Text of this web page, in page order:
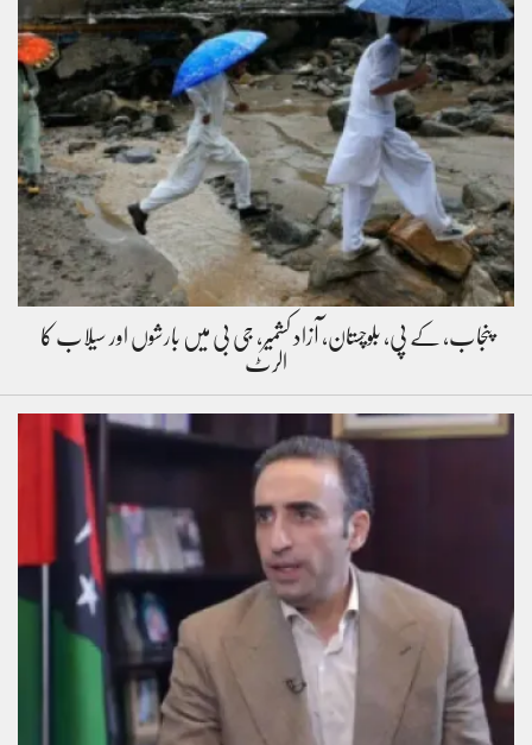
پنجاب، کے پی، بلوچستان، آزاد کشمیر، جی بی میں بارشوں اور سیلاب کا
الرٹ